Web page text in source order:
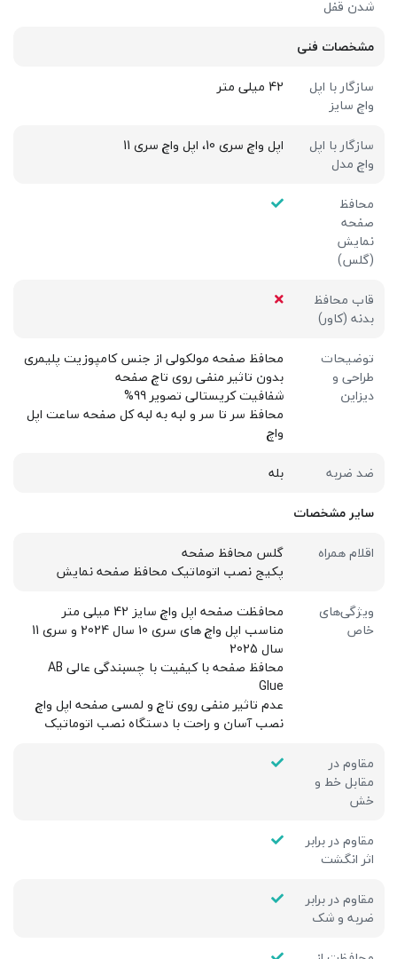
شدن قفل
مشخصات فنی
سازگار با اپل
واچ سایز
42 میلی متر
سازگار با اپل
واچ مدل
اپل واچ سری 10، اپل واچ سری 11
محافظ
صفحه
نمایش
(گلس)
قاب محافظ
بدنه (کاور)
توضیحات
طراحی و
دیزاین
محافظ صفحه مولکولی از جنس کامپوزیت پلیمری
بدون تاثیر منفی روی تاچ صفحه
شفافیت کریستالی تصویر 99%
محافظ سر تا سر و لبه به لبه کل صفحه ساعت اپل
واچ
ضد ضربه
بله
سایر مشخصات
اقلام همراه
گلس محافظ صفحه
پکیج نصب اتوماتیک محافظ صفحه نمایش
ویژگی‌های
خاص
محافظت صفحه اپل واچ سایز 42 میلی متر
مناسب اپل واچ های سری 10 سال 2024 و سری 11
سال 2025
محافظ صفحه با کیفیت با چسبندگی عالی AB
Glue
عدم تاثیر منفی روی تاچ و لمسی صفحه اپل واچ
نصب آسان و راحت با دستگاه نصب اتوماتیک
مقاوم در
مقابل خط و
خش
مقاوم در برابر
اثر انگشت
مقاوم در برابر
ضربه و شک